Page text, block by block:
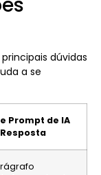
dúvidas
a se
Prompt de IA